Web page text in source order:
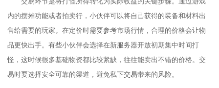
内的摆摊功能或者拍卖行，小伙伴可以将自己获得的装备和材料出
售给需要的玩家。在定价时需要参考市场行情，合理的价格会让物
品更快出手。有些小伙伴会选择在新服务器开放初期集中时间打
怪，这时候很多基础物资都比较紧缺，往往能卖出不错的价格。交
易时要选择安全可靠的渠道，避免私下交易带来的风险。